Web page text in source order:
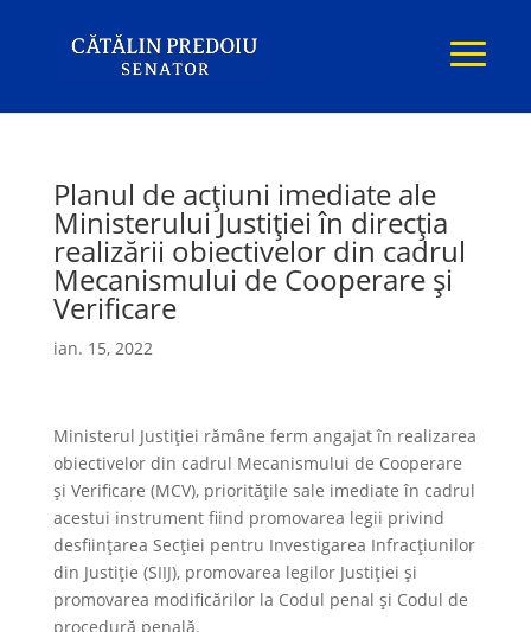
Planul de acțiuni imediate ale
Ministerului Justiției în direcția
realizării obiectivelor din cadrul
Mecanismului de Cooperare și
Verificare
ian. 15, 2022
Ministerul Justiției rămâne ferm angajat în realizarea
obiectivelor din cadrul Mecanismului de Cooperare
și Verificare (MCV), prioritățile sale imediate în cadrul
acestui instrument fiind promovarea legii privind
desființarea Secției pentru Investigarea Infracțiunilor
din Justiție (SIIJ), promovarea legilor Justiției și
promovarea modificărilor la Codul penal și Codul de
procedură penală.